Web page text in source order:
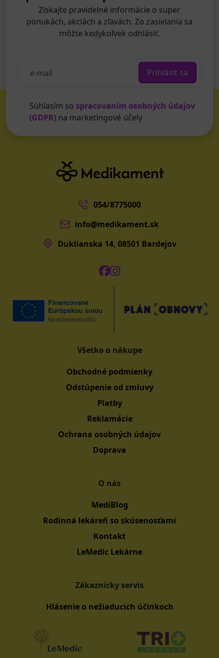
Získajte pravidelné informácie o super
ponukách, akciách a zľavách. Zo zasielania sa
môžte kedykoľvek odhlásiť.
Prihlásiť sa
Súhlasím so spracovaním osobných údajov
(GDPR) na marketingové účely
054/8775000
info@medikament.sk
Duklianska 14, 08501 Bardejov
Všetko o nákupe
Obchodné podmienky
Odstúpenie od zmluvy
Platby
Reklamácie
Ochrana osobných údajov
Doprava
O nás
MediBlog
Rodinná lekáreň so skúsenosťami
Kontakt
LeMedic Lekárne
Zákaznícky servis
Hlásenie o nežiaducich účinkoch